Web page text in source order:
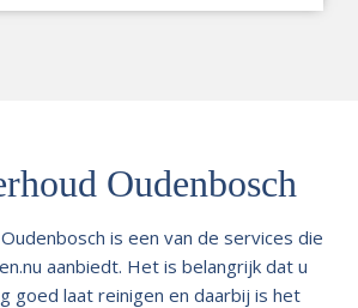
Oudenbosch
is een van de services die
aanbiedt. Het is belangrijk dat u
goed laat reinigen en daarbij is het